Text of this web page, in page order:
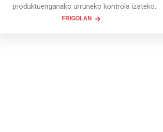
produktuenganako urruneko kontrola izateko.
FRIGOLAN